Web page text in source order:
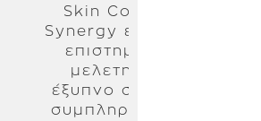
Skin Collagen
Synergy είναι ένα
επιστημονικά
μελετημένο,
έξυπνο σύστημα
συμπληρωμάτων